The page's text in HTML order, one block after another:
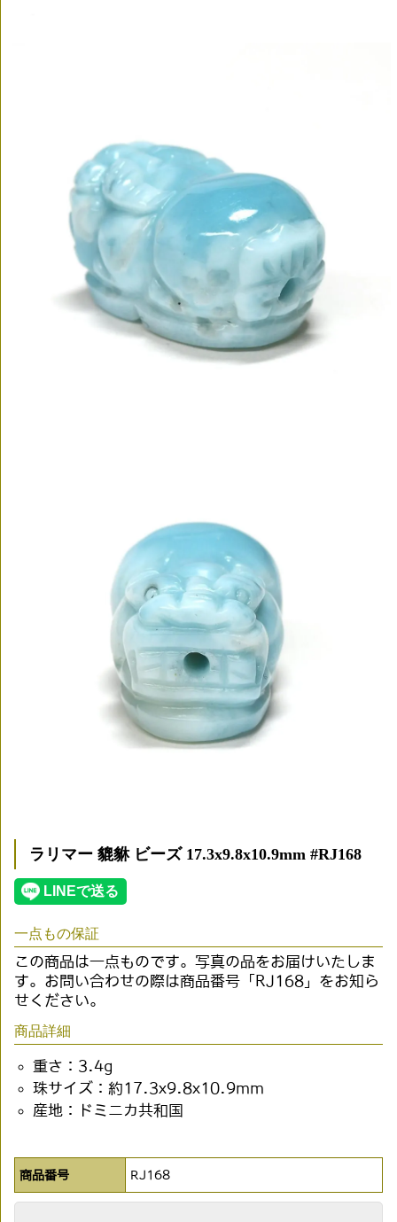
ラリマー 貔貅 ビーズ 17.3x9.8x10.9mm #RJ168
一点もの保証
この商品は一点ものです。写真の品をお届けいたしま
す。お問い合わせの際は商品番号「RJ168」をお知ら
せください。
商品詳細
重さ：3.4g
珠サイズ：約17.3x9.8x10.9mm
産地：ドミニカ共和国
商品番号 RJ168